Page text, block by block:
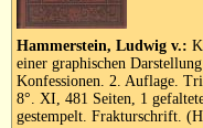
Hammerstein, Ludwig v.:
einer graphischen
Konfessionen. 2. Auflage.
8°. XI, 481 Seiten, 1
gestempelt. Frakturschrift.